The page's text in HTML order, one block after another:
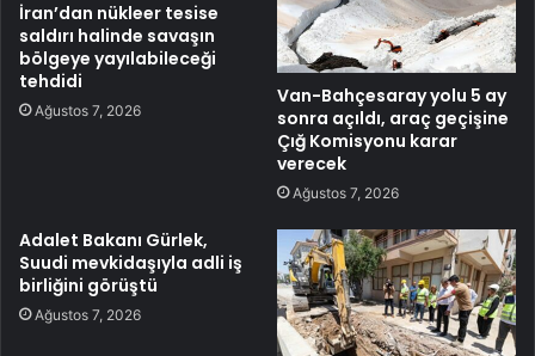
İran’dan nükleer tesise
saldırı halinde savaşın
bölgeye yayılabileceği
tehdidi
Ağustos 7, 2026
Van-Bahçesaray yolu 5 ay
sonra açıldı, araç geçişine
Çığ Komisyonu karar
verecek
Ağustos 7, 2026
Adalet Bakanı Gürlek,
Suudi mevkidaşıyla adli iş
birliğini görüştü
Ağustos 7, 2026